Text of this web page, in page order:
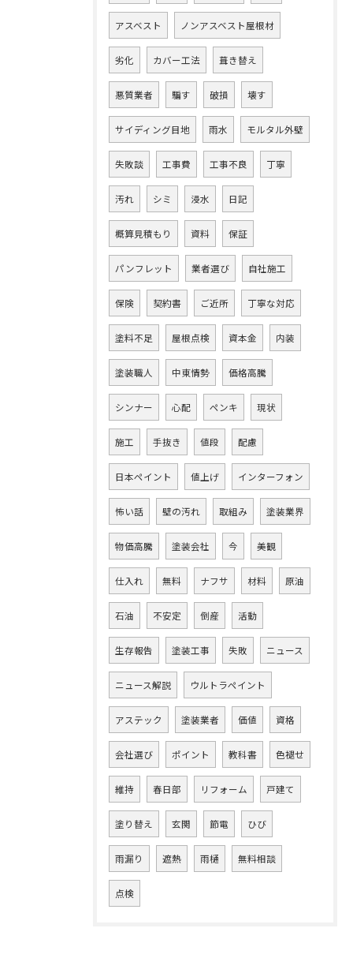
アスベスト ノンアスベスト屋根材
劣化 カバー工法 葺き替え
悪質業者 騙す 破損 壊す
サイディング目地 雨水 モルタル外壁
失敗談 工事費 工事不良 丁寧
汚れ シミ 浸水 日記
概算見積もり 資料 保証
パンフレット 業者選び 自社施工
保険 契約書 ご近所 丁寧な対応
塗料不足 屋根点検 資本金 内装
塗装職人 中東情勢 価格高騰
シンナー 心配 ペンキ 現状
施工 手抜き 値段 配慮
日本ペイント 値上げ インターフォン
怖い話 壁の汚れ 取組み 塗装業界
物価高騰 塗装会社 今 美観
仕入れ 無料 ナフサ 材料 原油
石油 不安定 倒産 活動
生存報告 塗装工事 失敗 ニュース
ニュース解説 ウルトラペイント
アステック 塗装業者 価値 資格
会社選び ポイント 教科書 色褪せ
維持 春日部 リフォーム 戸建て
塗り替え 玄関 節電 ひび
雨漏り 遮熱 雨樋 無料相談
点検